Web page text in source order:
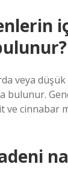
veya düşük
bulunur.
ve cinnabar